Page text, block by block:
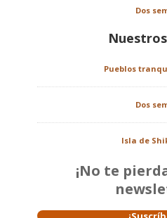
Dos
Pueblos
Dos
Isla de
¡No te